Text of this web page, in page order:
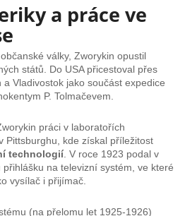
a práce ve
války, Zworykin opustil
států. Do USA přicestoval přes
Vladivostok jako součást expedice
P. Tolmačevem.
práci v laboratořích
Pittsburghu, kde získal příležitost
technologií . V roce 1923 podal v
na televizní systém, ve které
vysílač i přijímač.
(na přelomu let 1925-1926)